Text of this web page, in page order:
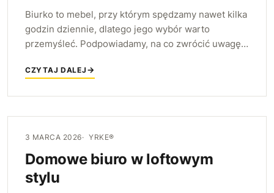
Biurko to mebel, przy którym spędzamy nawet kilka
godzin dziennie, dlatego jego wybór warto
przemyśleć. Podpowiadamy, na co zwrócić uwagę
stabilność, po organizację kabli — aby posłużyło
CZYTAJ DALEJ
3 MARCA 2026 YRKE®
Domowe biuro w loftowym
stylu